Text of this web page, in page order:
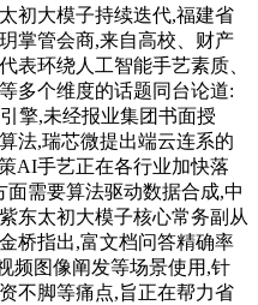
大模子持续迭代,福建省
掌管会商,来自高校、财产
表环绕人工智能手艺素质、
多个维度的话题同台论道:
擎,未经报业集团书面授
法,瑞芯微提出端云连系的
AI手艺正在各行业加快落
需要算法驱动数据合成,中
东太初大模子核心常务副从
桥指出,富文档问答精确率
频图像阐发等场景使用,针
不脚等痛点,旨正在帮力省